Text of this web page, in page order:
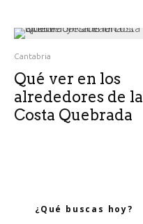
Cantabria
Qué ver en los
alrededores de la
Costa Quebrada
¿Qué buscas hoy?